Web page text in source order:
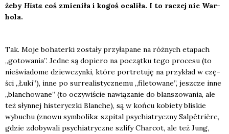
żeby Hista coś zmie­ni­ła i kogoś oca­li­ła. I to raczej nie War­
ho­la.
Tak. Moje boha­ter­ki zosta­ły przy­ła­pa­ne na róż­nych eta­pach
„goto­wa­nia”. Jed­ne są dopie­ro na począt­ku tego pro­ce­su (to
nie­świa­do­me dziew­czyn­ki, któ­re por­tre­tu­ję na przy­kład w czę­
ści „Łuki”), inne po sur­re­ali­stycz­ne­mu „file­to­wa­ne”, jesz­cze inne
„blan­cho­wa­ne” (to oczy­wi­ście nawią­za­nie do blan­szo­wa­nia, ale
też słyn­nej histe­rycz­ki Blan­che), są w koń­cu kobie­ty bli­skie
wybu­chu (zno­wu sym­bo­li­ka: szpi­tal psy­chia­trycz­ny Sal­pêtri­ère,
gdzie zdo­by­wa­li psy­chia­trycz­ne szli­fy Char­cot, ale też Jung,